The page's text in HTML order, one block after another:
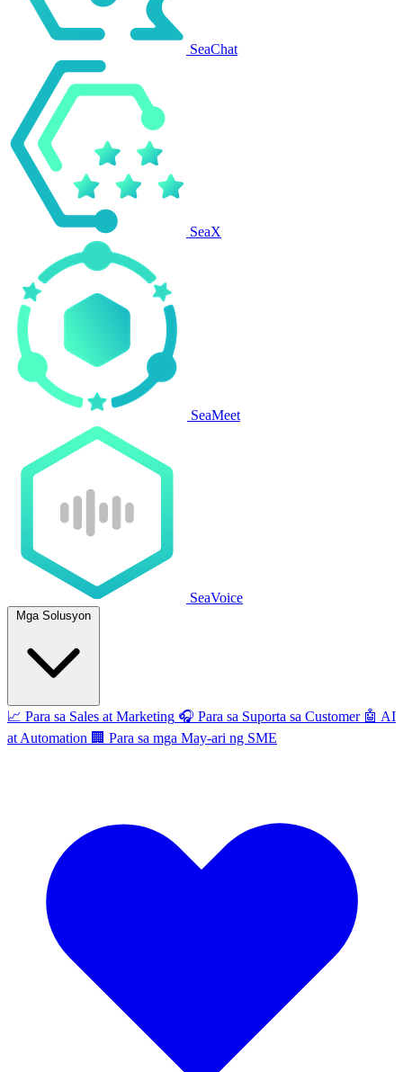
SeaChat
SeaX
SeaMeet
SeaVoice
Mga Solusyon
📈 Para sa Sales at Marketing 🎧 Para sa Suporta sa Customer 🤖 AI
at Automation 🏢 Para sa mga May-ari ng SME